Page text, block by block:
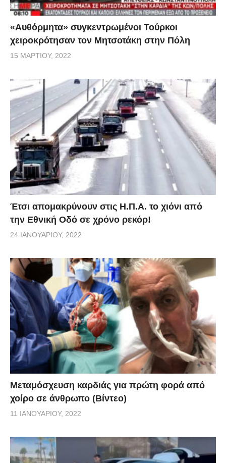
«Αυθόρμητα» συγκεντρωμένοι Τούρκοι
χειροκρότησαν τον Μητσοτάκη στην Πόλη
15 ΜΑΡΤΊΟΥ, 2022
Έτσι απομακρύνουν στις Η.Π.Α. το χιόνι από
την Εθνική Οδό σε χρόνο ρεκόρ!
24 ΙΑΝΟΥΑΡΊΟΥ, 2022
Μεταμόσχευση καρδιάς για πρώτη φορά από
χοίρο σε άνθρωπο (Βίντεο)
11 ΙΑΝΟΥΑΡΊΟΥ, 2022